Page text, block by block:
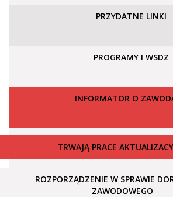
PRZYDATNE LINKI
PROGRAMY I WSDZ
INFORMATOR O
TRWAJĄ PRACE
ROZPORZĄDZENIE W SPRAWIE
ZAWODOWEGO